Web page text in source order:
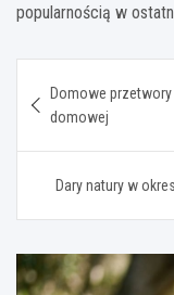
popularnością w
wpisu
Domowe
domowej
Dary natury w